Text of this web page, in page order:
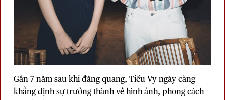
Gần 7 năm sau khi đăng quang, Tiểu Vyngày càng
khẳng định sự trưởng thành về hình ảnh, phong cách